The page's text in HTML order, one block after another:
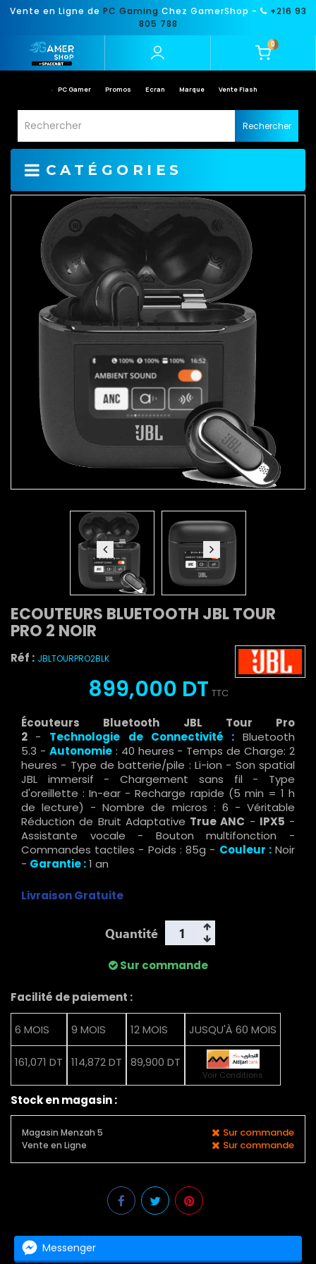
Vente en Ligne de PC Gaming Chez GamerShop -
+216 93
805 788
0
PC Gamer Promos Ecran Marque Vente Flash
Rechercher
CATÉGORIES
ECOUTEURS BLUETOOTH JBL TOUR
PRO 2 NOIR
Réf : JBLTOURPRO2BLK
899,000 DT TTC
Écouteurs Bluetooth JBL Tour Pro
2 - Technologie de Connectivité :Bluetooth
5.3 - Autonomie : 40 heures - Temps de Charge: 2
heures - Type de batterie/pile : Li-ion - Son spatial
JBL immersif - Chargement sans fil - Type
d'oreillette : In-ear - Recharge rapide (5 min = 1 h
de lecture) - Nombre de micros : 6 - Véritable
Réduction de Bruit Adaptative True ANC - IPX5 -
Assistante vocale - Bouton multifonction -
Commandes tactiles - Poids : 85g - Couleur :Noir
- Garantie :1 an
Livraison Gratuite
Quantité
Sur commande
Facilité de paiement :
6 MOIS
161,071 DT
9 MOIS
114,872 DT
12 MOIS
89,900 DT
JUSQU'À 60 MOIS
Voir Conditions
Stock en magasin :
Magasin Menzah 5 Sur commande
Vente en Ligne Sur commande
Messenger